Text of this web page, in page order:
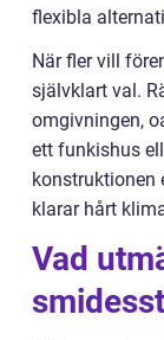
flexibla
När fler vill
självklart val.
omgivningen,
ett funkishus
konstruktionen
klarar hårt
Vad